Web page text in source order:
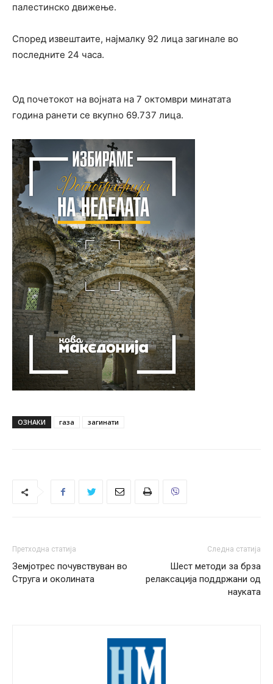
палестинско движење.
Според извештаите, најмалку 92 лица загинале во
последните 24 часа.
Од почетокот на војната на 7 октомври минатата
година ранети се вкупно 69.737 лица.
ОЗНАКИ газа загинати
Претходна статија
Земјотрес почувствуван во
Струга и околината
Следна статија
Шест методи за брза
релаксација поддржани од
науката